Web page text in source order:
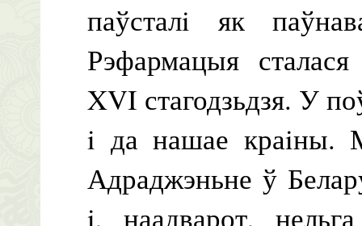
паўсталi як
Рэфармацыя
XVI стагодзьдзя. У
i да нашае краiны.
Адраджэньне ў
i, наадварот,